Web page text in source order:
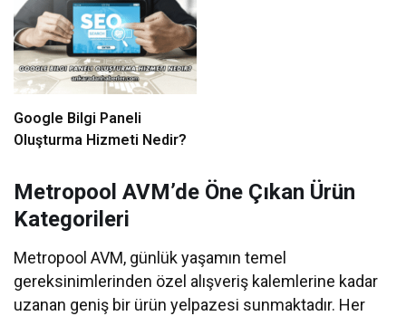
Google Bilgi Paneli
Oluşturma Hizmeti Nedir?
Metropool AVM’de Öne Çıkan Ürün
Kategorileri
Metropool AVM, günlük yaşamın temel
gereksinimlerinden özel alışveriş kalemlerine kadar
uzanan geniş bir ürün yelpazesi sunmaktadır. Her